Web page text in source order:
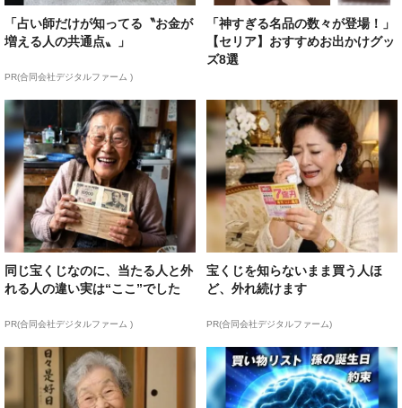
「占い師だけが知ってる〝お金が
増える人の共通点〟」
PR(合同会社デジタルファーム )
「神すぎる名品の数々が登場！」
【セリア】おすすめお出かけグッ
ズ8選
同じ宝くじなのに、当たる人と外
れる人の違い実は“ここ”でした
PR(合同会社デジタルファーム )
宝くじを知らないまま買う人ほ
ど、外れ続けます
PR(合同会社デジタルファーム)